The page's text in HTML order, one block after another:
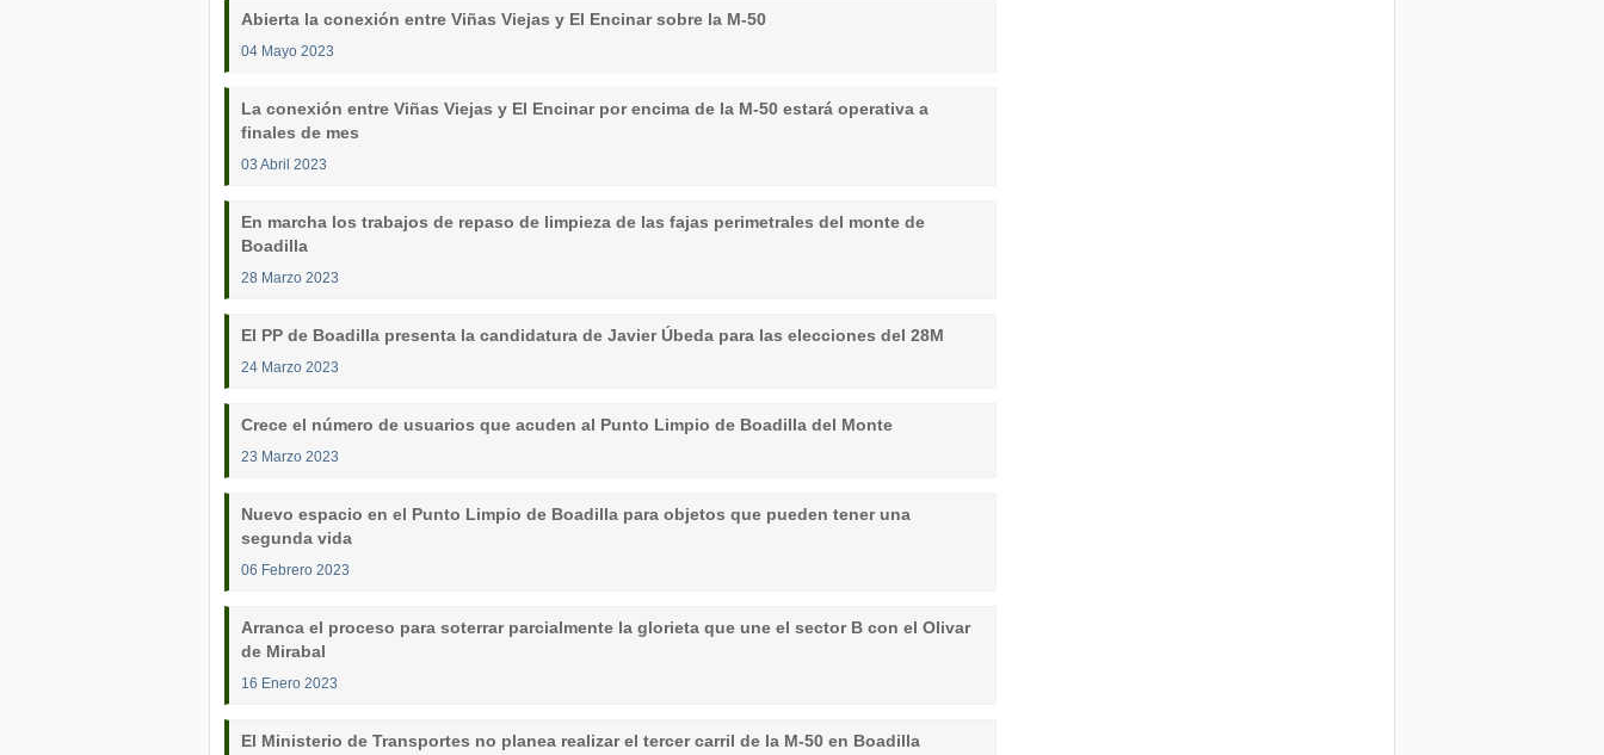
Abierta la conexión entre Viñas Viejas y El Encinar sobre la M-50
04 Mayo 2023
La conexión entre Viñas Viejas y El Encinar por encima de la M-50 estará operativa a
finales de mes
03 Abril 2023
En marcha los trabajos de repaso de limpieza de las fajas perimetrales del monte de
Boadilla
28 Marzo 2023
El PP de Boadilla presenta la candidatura de Javier Úbeda para las elecciones del 28M
24 Marzo 2023
Crece el número de usuarios que acuden al Punto Limpio de Boadilla del Monte
23 Marzo 2023
Nuevo espacio en el Punto Limpio de Boadilla para objetos que pueden tener una
segunda vida
06 Febrero 2023
Arranca el proceso para soterrar parcialmente la glorieta que une el sector B con el Olivar
de Mirabal
16 Enero 2023
El Ministerio de Transportes no planea realizar el tercer carril de la M-50 en Boadilla